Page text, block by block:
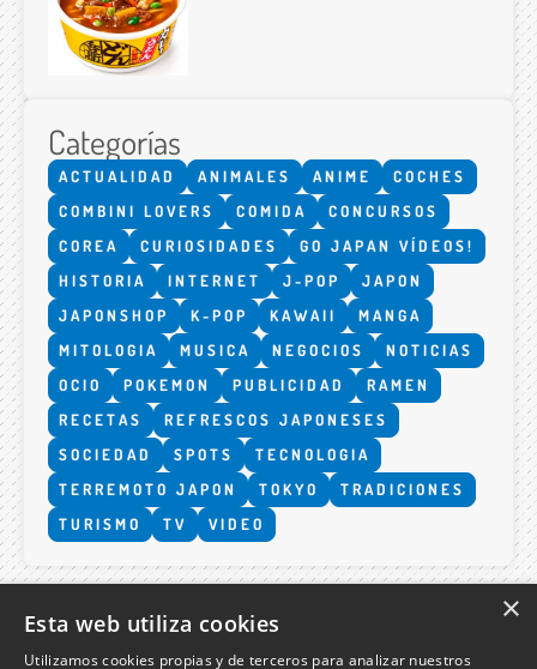
Categorías
ACTUALIDAD ANIMALES ANIME
COCHES
COMBINI LOVERS
COMIDA
CONCURSOS
COREA
CURIOSIDADES
GO JAPAN VÍDEOS!
HISTORIA
INTERNET J-POP
JAPON
JAPONSHOP
K-POP KAWAII
MANGA
MITOLOGIA
MUSICA NEGOCIOS
NOTICIAS
OCIO
POKEMON PUBLICIDAD
RAMEN
RECETAS
REFRESCOS JAPONESES
SOCIEDAD
SPOTS
TECNOLOGIA
TERREMOTO JAPON
TOKYO
TRADICIONES
TURISMO
TV VIDEO
×
Esta web utiliza cookies
Utilizamos cookies propias y de terceros para analizar nuestros